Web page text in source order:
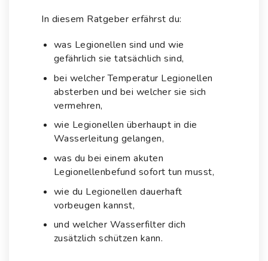
In diesem Ratgeber erfährst du:
was Legionellen sind und wie
gefährlich sie tatsächlich sind,
bei welcher Temperatur Legionellen
absterben und bei welcher sie sich
vermehren,
wie Legionellen überhaupt in die
Wasserleitung gelangen,
was du bei einem akuten
Legionellenbefund sofort tun musst,
wie du Legionellen dauerhaft
vorbeugen kannst,
und welcher Wasserfilter dich
zusätzlich schützen kann.